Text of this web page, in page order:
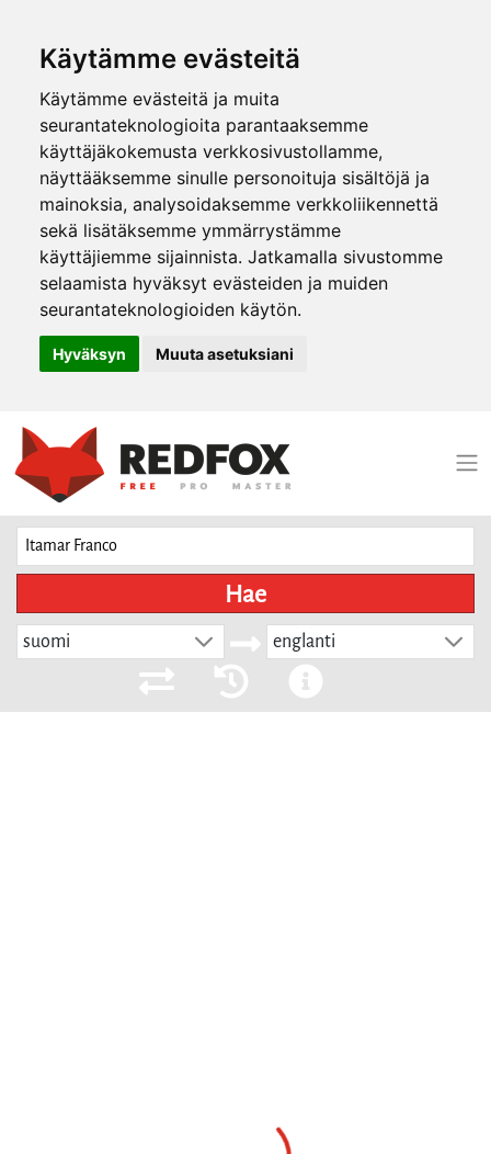
Käytämme evästeitä
Käytämme evästeitä ja muita
seurantateknologioita parantaaksemme
käyttäjäkokemusta verkkosivustollamme,
näyttääksemme sinulle personoituja sisältöjä ja
mainoksia, analysoidaksemme verkkoliikennettä
sekä lisätäksemme ymmärrystämme
käyttäjiemme sijainnista. Jatkamalla sivustomme
selaamista hyväksyt evästeiden ja muiden
seurantateknologioiden käytön.
Hyväksyn Muuta asetuksiani
Hae
suomi englanti